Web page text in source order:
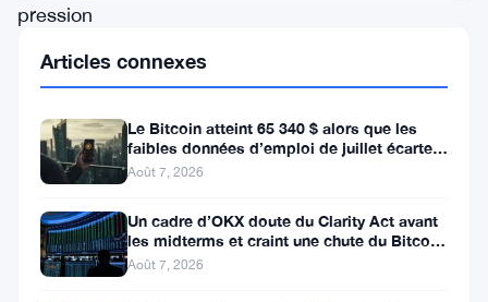
pression
plus
printemps,
monnaie
Articles connexes
Le Bitcoin atteint 65 340 $ alors que les
faibles données d’emploi de juillet écartent
une hausse des taux en
Août 7, 2026
Un cadre d’OKX doute du Clarity Act avant
les midterms et craint une chute du Bitcoin
à 55 000 $
Août 7, 2026